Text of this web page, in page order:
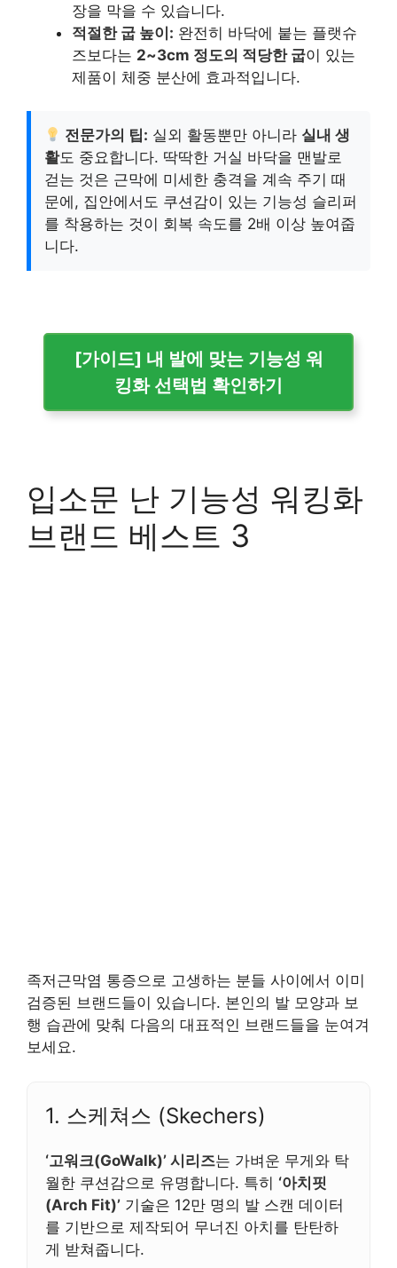
장을 막을 수 있습니다.
적절한 굽 높이: 완전히 바닥에 붙는 플랫슈
즈보다는 2~3cm 정도의 적당한 굽이 있는
제품이 체중 분산에 효과적입니다.
전문가의 팁: 실외 활동뿐만 아니라 실내 생
활도 중요합니다. 딱딱한 거실 바닥을 맨발로
걷는 것은 근막에 미세한 충격을 계속 주기 때
문에, 집안에서도 쿠션감이 있는 기능성 슬리퍼
를 착용하는 것이 회복 속도를 2배 이상 높여줍
니다.
[가이드] 내 발에 맞는 기능성 워
킹화 선택법 확인하기
입소문 난 기능성 워킹화
브랜드 베스트 3
족저근막염 통증으로 고생하는 분들 사이에서 이미
검증된 브랜드들이 있습니다. 본인의 발 모양과 보
행 습관에 맞춰 다음의 대표적인 브랜드들을 눈여겨
보세요.
1. 스케쳐스 (Skechers)
‘고워크(GoWalk)’ 시리즈는 가벼운 무게와 탁
월한 쿠션감으로 유명합니다. 특히 ‘아치핏
(Arch Fit)’ 기술은 12만 명의 발 스캔 데이터
를 기반으로 제작되어 무너진 아치를 탄탄하
게 받쳐줍니다.